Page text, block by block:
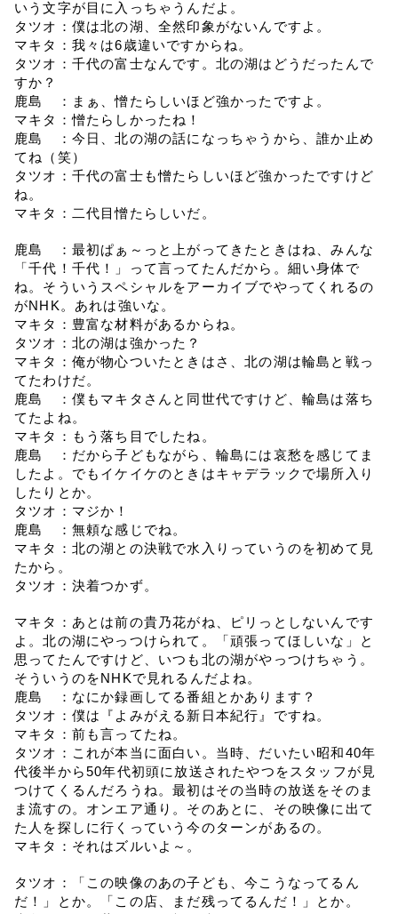
いう文字が目に入っちゃうんだよ。
タツオ：僕は北の湖、全然印象がないんですよ。
マキタ：我々は6歳違いですからね。
タツオ：千代の富士なんです。北の湖はどうだったんで
すか？
鹿島　：まぁ、憎たらしいほど強かったですよ。
マキタ：憎たらしかったね！
鹿島　：今日、北の湖の話になっちゃうから、誰か止め
てね（笑）
タツオ：千代の富士も憎たらしいほど強かったですけど
ね。
マキタ：二代目憎たらしいだ。
鹿島　：最初ぱぁ～っと上がってきたときはね、みんな
「千代！千代！」って言ってたんだから。細い身体で
ね。そういうスペシャルをアーカイブでやってくれるの
がNHK。あれは強いな。
マキタ：豊富な材料があるからね。
タツオ：北の湖は強かった？
マキタ：俺が物心ついたときはさ、北の湖は輪島と戦っ
てたわけだ。
鹿島　：僕もマキタさんと同世代ですけど、輪島は落ち
てたよね。
マキタ：もう落ち目でしたね。
鹿島　：だから子どもながら、輪島には哀愁を感じてま
したよ。でもイケイケのときはキャデラックで場所入り
したりとか。
タツオ：マジか！
鹿島　：無頼な感じでね。
マキタ：北の湖との決戦で水入りっていうのを初めて見
たから。
タツオ：決着つかず。
マキタ：あとは前の貴乃花がね、ピリっとしないんです
よ。北の湖にやっつけられて。「頑張ってほしいな」と
思ってたんですけど、いつも北の湖がやっつけちゃう。
そういうのをNHKで見れるんだよね。
鹿島　：なにか録画してる番組とかあります？
タツオ：僕は『よみがえる新日本紀行』ですね。
マキタ：前も言ってたね。
タツオ：これが本当に面白い。当時、だいたい昭和40年
代後半から50年代初頭に放送されたやつをスタッフが見
つけてくるんだろうね。最初はその当時の放送をそのま
ま流すの。オンエア通り。そのあとに、その映像に出て
た人を探しに行くっていう今のターンがあるの。
マキタ：それはズルいよ～。
タツオ：「この映像のあの子ども、今こうなってるん
だ！」とか。「この店、まだ残ってるんだ！」とか。